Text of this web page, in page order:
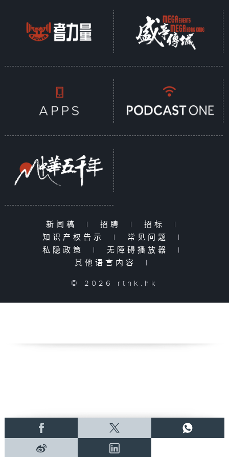
新闻稿 | 招聘 | 招标
|
知识产权告示
| 常见问题
|
私隐政策
| 无障碍播放器
|
其他语言内容
|
© 2026 rthk.hk